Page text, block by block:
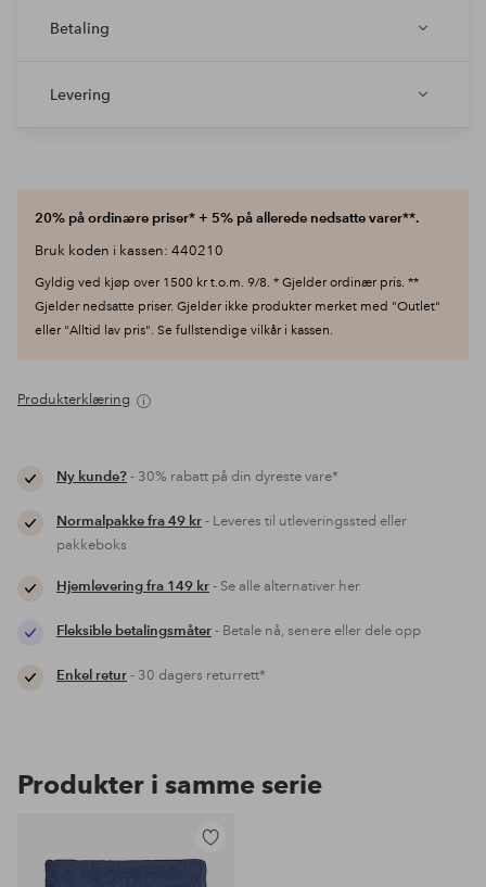
Betaling
Levering
20% på ordinære priser* + 5% på allerede nedsatte varer**.
Bruk koden i kassen: 440210
Gyldig ved kjøp over 1500 kr t.o.m. 9/8. * Gjelder ordinær pris. **
Gjelder nedsatte priser. Gjelder ikke produkter merket med "Outlet"
eller "Alltid lav pris". Se fullstendige vilkår i kassen.
Produkterklæring
Ny kunde?- 30% rabatt på din dyreste vare*
Normalpakke fra 49 kr- Leveres til utleveringssted eller
pakkeboks
Hjemlevering fra 149 kr- Se alle alternativer her
Fleksible betalingsmåter- Betale nå, senere eller dele opp
Enkel retur- 30 dagers returrett*
Produkter i samme serie
Legg